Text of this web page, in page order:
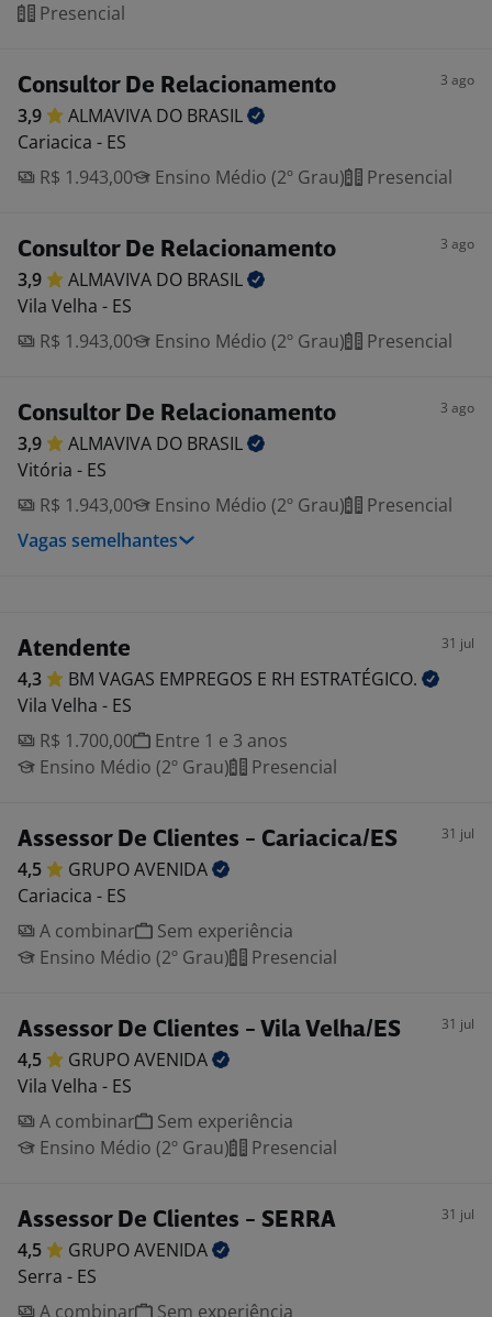
Presencial
Consultor De Relacionamento 3 ago
3,9 ALMAVIVA DO BRASIL
Cariacica - ES
R$ 1.943,00
Ensino Médio (2º Grau) Presencial
Consultor De Relacionamento 3 ago
3,9 ALMAVIVA DO BRASIL
Vila Velha - ES
R$ 1.943,00
Ensino Médio (2º Grau) Presencial
Consultor De Relacionamento 3 ago
3,9 ALMAVIVA DO BRASIL
Vitória - ES
R$ 1.943,00
Ensino Médio (2º Grau)
Presencial
Vagas semelhantes
Atendente 31 jul
4,3 BM VAGAS EMPREGOS E RH ESTRATÉGICO.
Vila Velha - ES
R$ 1.700,00
Entre 1 e 3 anos
Ensino Médio (2º Grau)
Presencial
Assessor De Clientes - Cariacica/ES 31 jul
4,5 GRUPOAVENIDA
Cariacica - ES
A combinar
Sem experiência
Ensino Médio (2º Grau)
Presencial
Assessor De Clientes - Vila Velha/ES 31 jul
4,5 GRUPOAVENIDA
Vila Velha - ES
A combinar
Sem experiência
Ensino Médio (2º Grau)
Presencial
Assessor De Clientes - SERRA 31 jul
4,5 GRUPOAVENIDA
Serra - ES
A combinar
Sem experiência